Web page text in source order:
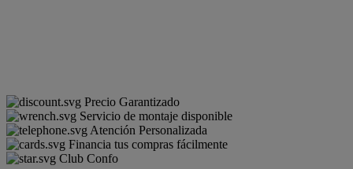
Precio Garantizado
Servicio de montaje disponible
Atención Personalizada
Financia tus compras fácilmente
Club Confo